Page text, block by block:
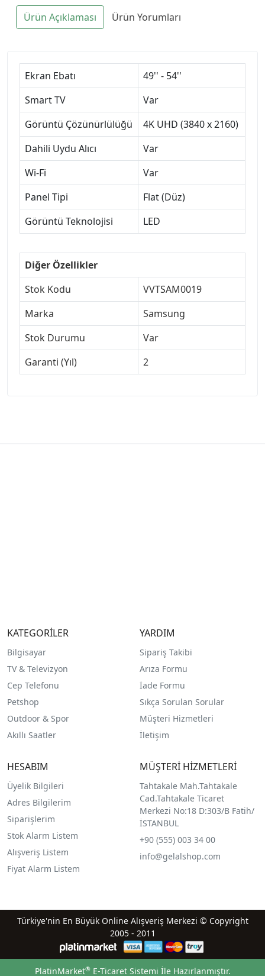
Ürün Açıklaması Ürün Yorumları
Ekran Ebatı
49'' - 54''
Smart TV
Var
Görüntü Çözünürlülüğü
4K UHD (3840 x 2160)
Dahili Uydu Alıcı
Var
Wi-Fi
Var
Panel Tipi
Flat (Düz)
Görüntü Teknolojisi
LED
Diğer Özellikler
Stok Kodu
VVTSAM0019
Marka
Samsung
Stok Durumu
Var
Garanti (Yıl)
2
KATEGORİLER
Bilgisayar
TV & Televizyon
Cep Telefonu
Petshop
Outdoor & Spor
Akıllı Saatler
YARDIM
Sipariş Takibi
Arıza Formu
İade Formu
Sıkça Sorulan Sorular
Müşteri Hizmetleri
İletişim
HESABIM
Üyelik Bilgileri
Adres Bilgilerim
Siparişlerim
Stok Alarm Listem
Alışveriş Listem
Fiyat Alarm Listem
MÜŞTERİ HİZMETLERİ
Tahtakale Mah.Tahtakale
Cad.Tahtakale Ticaret
Merkezi No:18 D:303/B Fatih/
İSTANBUL
+90 (555) 003 34 00
info@gelalshop.com
Türkiye'nin En Büyük Online Alışveriş Merkezi © Copyright
2005 - 2011
PlatinMarket®E-Ticaret Sistemi İle Hazırlanmıştır.